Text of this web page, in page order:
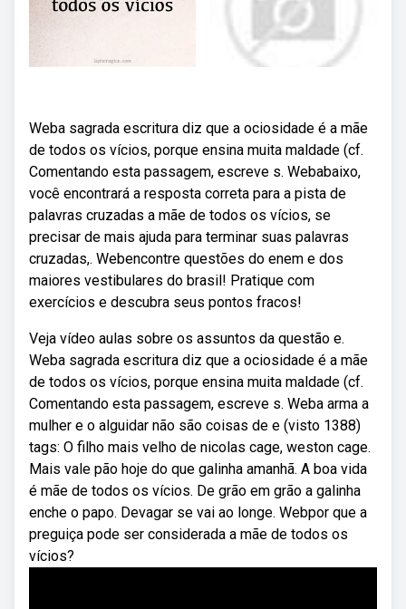
Weba sagrada escritura diz que a ociosidade é a mãe
de todos os vícios, porque ensina muita maldade (cf.
Comentando esta passagem, escreve s. Webabaixo,
você encontrará a resposta correta para a pista de
palavras cruzadas a mãe de todos os vícios, se
precisar de mais ajuda para terminar suas palavras
cruzadas,. Webencontre questões do enem e dos
maiores vestibulares do brasil! Pratique com
exercícios e descubra seus pontos fracos!
Veja vídeo aulas sobre os assuntos da questão e.
Weba sagrada escritura diz que a ociosidade é a mãe
de todos os vícios, porque ensina muita maldade (cf.
Comentando esta passagem, escreve s. Weba arma a
mulher e o alguidar não são coisas de e (visto 1388)
tags: O filho mais velho de nicolas cage, weston cage.
Mais vale pão hoje do que galinha amanhã. A boa vida
é mãe de todos os vícios. De grão em grão a galinha
enche o papo. Devagar se vai ao longe. Webpor que a
preguiça pode ser considerada a mãe de todos os
vícios?